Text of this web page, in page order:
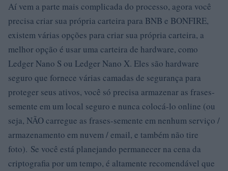
Aí vem a parte mais complicada do processo, agora você
precisa criar sua própria carteira para BNB e BONFIRE,
existem várias opções para criar sua própria carteira, a
melhor opção é usar uma carteira de hardware, como
Ledger Nano S ou Ledger Nano X. Eles são hardware
seguro que fornece várias camadas de segurança para
proteger seus ativos, você só precisa armazenar as frases-
semente em um local seguro e nunca colocá-lo online (ou
seja, NÃO carregue as frases-semente em nenhum serviço /
armazenamento em nuvem / email, e também não tire
foto). Se você está planejando permanecer na cena da
criptografia por um tempo, é altamente recomendável que